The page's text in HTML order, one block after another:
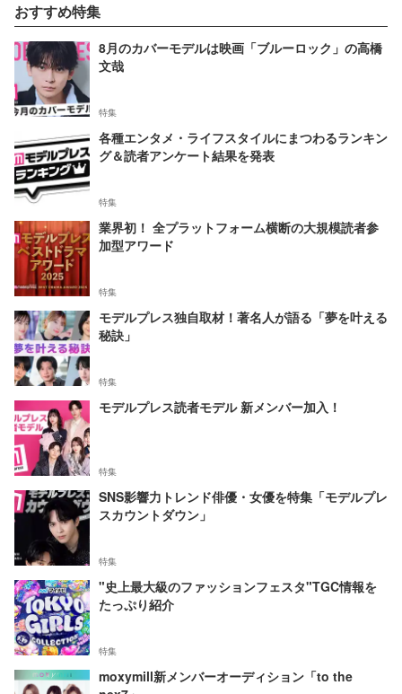
おすすめ特集
8月のカバーモデルは映画「ブルーロック」の高橋
文哉
特集
各種エンタメ・ライフスタイルにまつわるランキン
グ＆読者アンケート結果を発表
特集
業界初！ 全プラットフォーム横断の大規模読者参
加型アワード
特集
モデルプレス独自取材！著名人が語る「夢を叶える
秘訣」
特集
モデルプレス読者モデル 新メンバー加入！
特集
SNS影響力トレンド俳優・女優を特集「モデルプレ
スカウントダウン」
特集
"史上最大級のファッションフェスタ"TGC情報を
たっぷり紹介
特集
moxymill新メンバーオーディション「to the